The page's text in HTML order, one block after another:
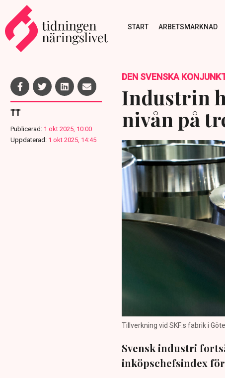
START ARBETSMARKNAD
TT
Publicerad: 1 okt 2025, 10:00
Uppdaterad: 1 okt 2025, 14:45
DEN SVENSKA
Industrin
nivån på
Tillverkning vid SKF:s fabrik i
Svensk industri
inköpschefsindex